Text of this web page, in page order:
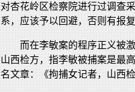
对杏花岭区检察院进行过调查
系，应该予以回避，否则有报
而在李敏案的程序正义被
山西检方，指李敏被捕案是最
名文章：《拘捕女记者，山西